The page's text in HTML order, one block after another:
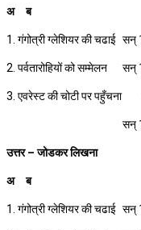
अ ब
1. गंगोत्री ग्लेशियर की चढाई सन्
2. पर्वतारोहियों को सम्मेलन सन्
3. एवरेस्ट की चोटी पर पहुँचना
सन्
उत्तर – जोडकर लिखना
अ ब
1. गंगोत्री ग्लेशियर की चढाई सन्